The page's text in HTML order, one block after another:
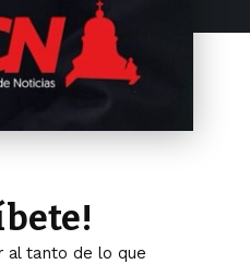
al tanto de lo que